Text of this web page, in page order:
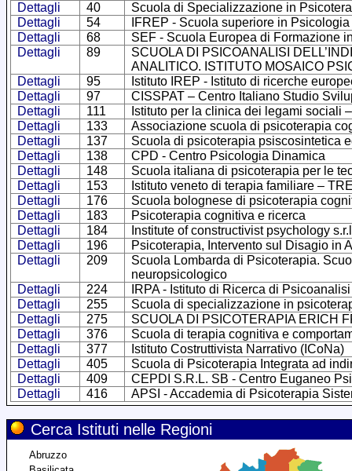
Dettagli
40
Scuola di Specializzazione in
Dettagli
54
IFREP - Scuola superiore in
Dettagli
68
SEF - Scuola Europea di Formazione
Dettagli
89
SCUOLA DI PSICOANALISI
ANALITICO. ISTITUTO MOSAICO
Dettagli
95
Istituto IREP - Istituto di ricerche
Dettagli
97
CISSPAT – Centro Italiano Studio
Dettagli
111
Istituto per la clinica dei legami sociali
Dettagli
133
Associazione scuola di psicoterapia
Dettagli
137
Scuola di psicoterapia psiscosintetica
Dettagli
138
CPD - Centro Psicologia Dinamica
Dettagli
148
Scuola italiana di psicoterapia per le
Dettagli
153
Istituto veneto di terapia familiare –
Dettagli
176
Scuola bolognese di psicoterapia
Dettagli
183
Psicoterapia cognitiva e ricerca
Dettagli
184
Institute of constructivist psychology
Dettagli
196
Psicoterapia, Intervento sul Disagio in
Dettagli
209
Scuola Lombarda di Psicoterapia.
neuropsicologico
Dettagli
224
IRPA - Istituto di Ricerca di
Dettagli
255
Scuola di specializzazione in
Dettagli
275
SCUOLA DI PSICOTERAPIA ERICH
Dettagli
376
Scuola di terapia cognitiva e
Dettagli
377
Istituto Costruttivista Narrativo (ICoNa)
Dettagli
405
Scuola di Psicoterapia Integrata ad
Dettagli
409
CEPDI S.R.L. SB - Centro Euganeo
Dettagli
416 APSI - Accademia di Psicoterapia
Cerca Istituti nelle Regioni
Abruzzo